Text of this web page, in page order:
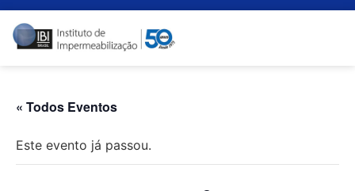
« Todos Eventos
Este evento já passou.